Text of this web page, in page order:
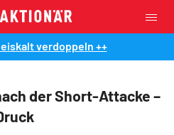
verdoppeln ++
der Short-Attacke –